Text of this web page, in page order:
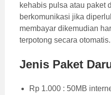
kehabis pulsa atau paket
berkomunikasi jika
membayar dikemudian
terpotong secara otomatis.
Jenis Paket
Rp 1.000 : 50MB